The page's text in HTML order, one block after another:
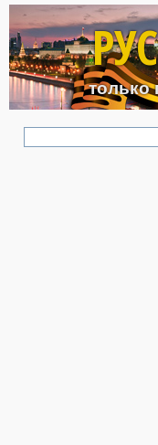
только